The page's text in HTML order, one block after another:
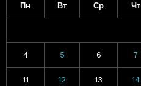
Пн Вт Ср Чт
4 5 6 7
11 12 13 14